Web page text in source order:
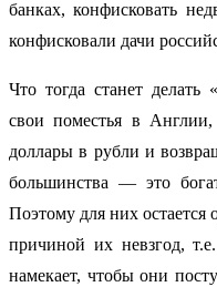
банках, конфисковать
конфисковали дачи
Что тогда станет делать
свои поместья в
доллары в рубли и
большинства — это
Поэтому для них остается
причиной их невзгод,
намекает, чтобы они